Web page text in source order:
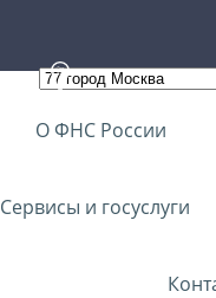
О ФНС России
Сервисы и госуслуги